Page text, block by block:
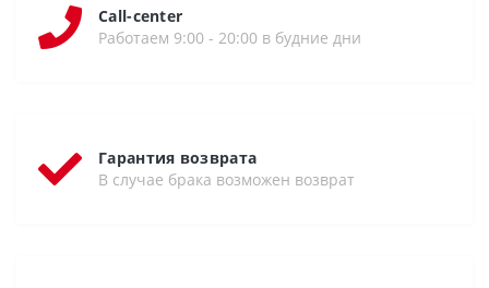
Call-center
Работаем 9:00 - 20:00 в будние дни
Гарантия возврата
В случае брака возможен возврат